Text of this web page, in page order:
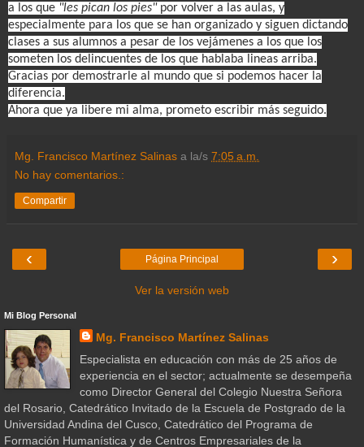
a los que "les pican los pies" por volver a las aulas, y
especialmente para los que se han organizado y siguen dictando
clases a sus alumnos a pesar de los vejámenes a los que los
someten los delincuentes de los que hablaba lineas arriba.
Gracias por demostrarle al mundo que si podemos hacer la
diferencia.
Ahora que ya libere mi alma, prometo escribir más seguido.
Mg. Francisco Martínez Salinas a la/s 7:05 a.m.
No hay comentarios.:
Compartir
‹ ›
Página Principal
Ver la versión web
Mi Blog Personal
Mg. Francisco Martínez Salinas
Especialista en educación con más de 25 años de
experiencia en el sector; actualmente se desempeña
como Director General del Colegio Nuestra Señora
del Rosario, Catedrático Invitado de la Escuela de Postgrado de la
Universidad Andina del Cusco, Catedrático del Programa de
Formación Humanística y de Centros Empresariales de la